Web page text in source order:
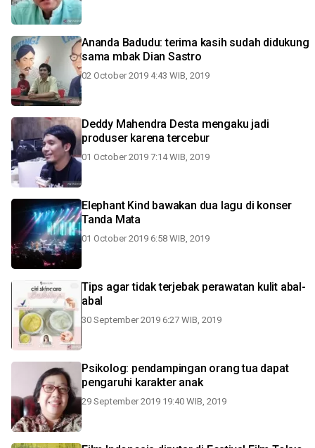
Ananda Badudu: terima kasih sudah didukung
sama mbak Dian Sastro
02 October 2019 4:43 WIB, 2019
Deddy Mahendra Desta mengaku jadi
produser karena tercebur
01 October 2019 7:14 WIB, 2019
Elephant Kind bawakan dua lagu di konser
Tanda Mata
01 October 2019 6:58 WIB, 2019
Tips agar tidak terjebak perawatan kulit abal-
abal
30 September 2019 6:27 WIB, 2019
Psikolog: pendampingan orang tua dapat
pengaruhi karakter anak
29 September 2019 19:40 WIB, 2019